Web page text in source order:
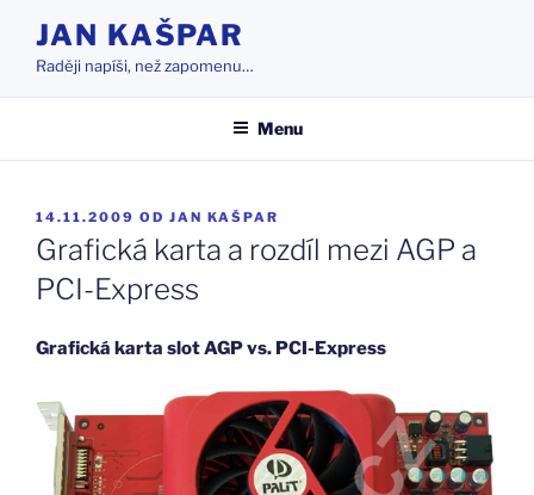
obsahu
webu
JAN KAŠPAR
Raději napíši, než zapomenu…
Menu
PUBLIKOVÁNO
14.11.2009 OD JAN KAŠPAR
Grafická karta a rozdíl mezi AGP a
PCI-Express
Grafická karta slot AGP vs. PCI-Express